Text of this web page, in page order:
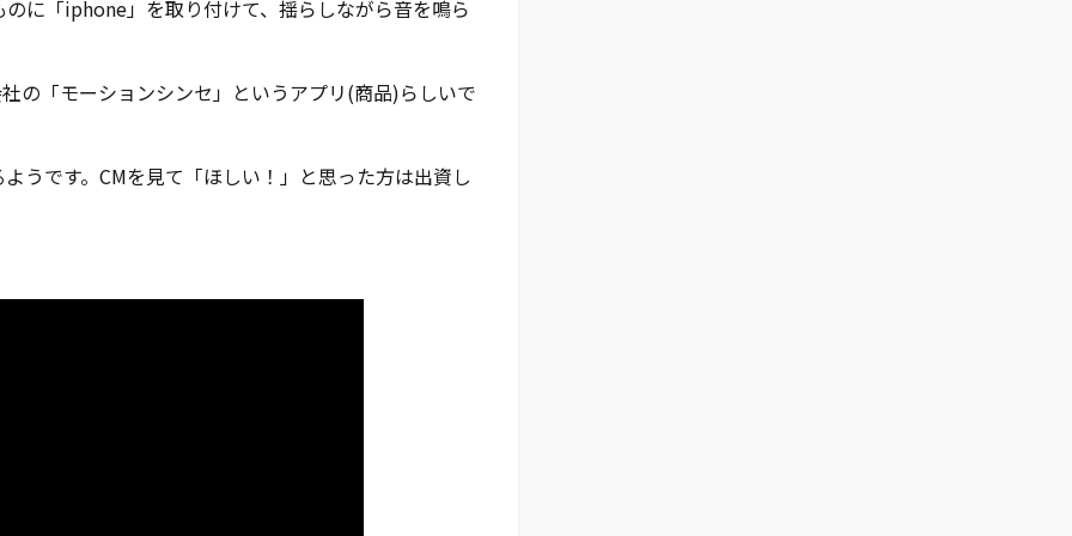
に「iphone」を取り付けて、揺らしながら音を鳴ら
の「モーションシンセ」というアプリ(商品)らしいで
うです。CMを見て「ほしい！」と思った方は出資し